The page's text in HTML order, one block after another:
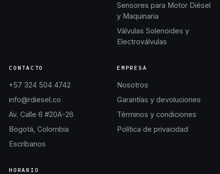
Sensores para Motor Diésel
y Maquinaria
Válvulas Solenoides y
Electroválvulas
CONTACTO
+57 324 504 4742
info@rdiesel.co
Av. Calle 6 #20A-26
Bogotá, Colombia
Escríbanos
EMPRESA
Nosotros
Garantías y devoluciones
Términos y condiciones
Política de privacidad
HORARIO